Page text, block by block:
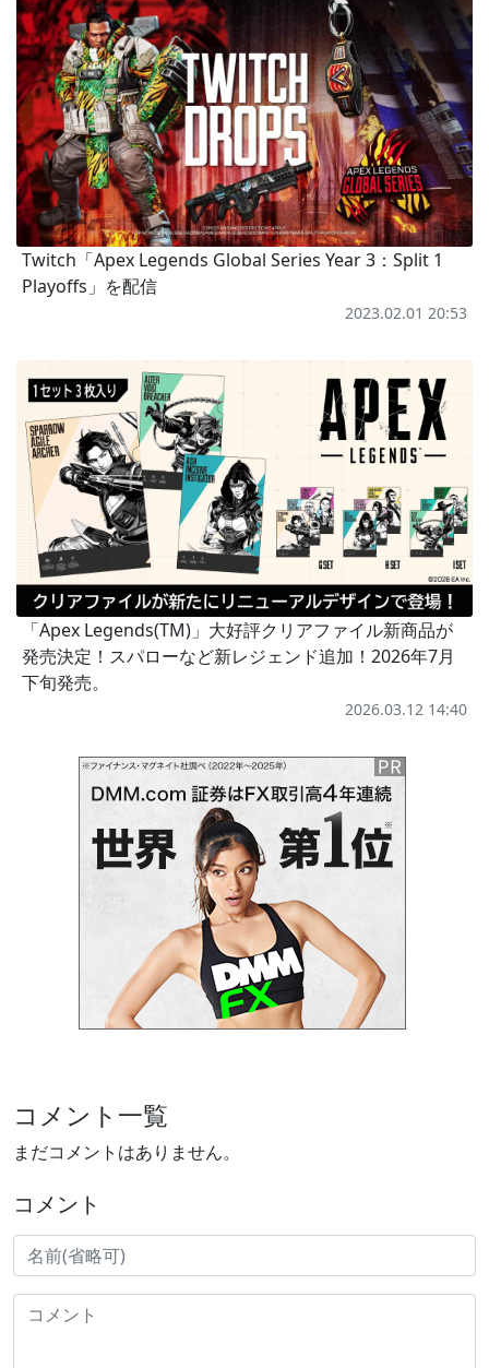
Twitch「Apex Legends Global Series Year 3：Split 1
Playoffs」を配信
2023.02.01 20:53
「Apex Legends(TM)」大好評クリアファイル新商品が
発売決定！スパローなど新レジェンド追加！2026年7月
下旬発売。
2026.03.12 14:40
コメント一覧
まだコメントはありません。
コメント